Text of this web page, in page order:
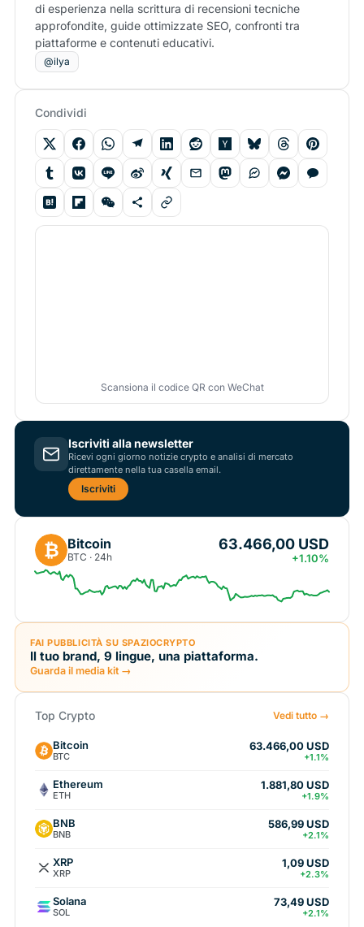
di esperienza nella scrittura di recensioni tecniche
approfondite, guide ottimizzate SEO, confronti tra
piattaforme e contenuti educativi.
@ilya
Condividi
Scansiona il codice QR con WeChat
Iscriviti alla newsletter
Ricevi ogni giorno notizie crypto e analisi di mercato
direttamente nella tua casella email.
Iscriviti
₿ Bitcoin
BTC · 24h
63.466,00 USD
+1.10%
FAI PUBBLICITÀ SU SPAZIOCRYPTO
Il tuo brand, 9 lingue, una piattaforma.
Guarda il media kit →
Top Crypto Vedi tutto →
Bitcoin
BTC
63.466,00 USD
+1.1%
Ethereum
ETH
1.881,80 USD
+1.9%
BNB
BNB
586,99 USD
+2.1%
XRP
XRP
1,09 USD
+2.3%
Solana
SOL
73,49 USD
+2.1%